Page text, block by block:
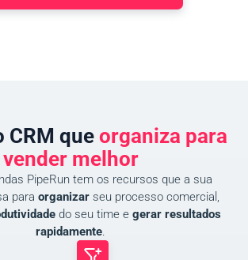
CRM que organiza para
vender melhor
PipeRun tem os recursos que a sua
para organizar seu processo comercial,
do seu time e gerar resultados
rapidamente.